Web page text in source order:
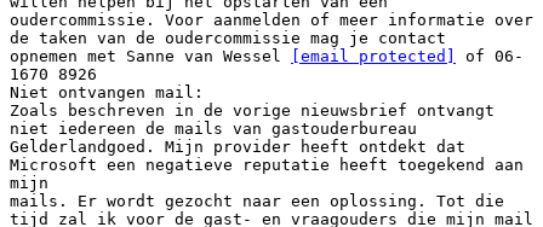
oudercommissie. Voor aanmelden of meer informatie over
de taken van de oudercommissie mag je contact
opnemen met Sanne van Wessel
[email protected]
of 06-
1670 8926
Niet ontvangen mail:
Zoals beschreven in de vorige nieuwsbrief ontvangt
niet iedereen de mails van gastouderbureau
Gelderlandgoed. Mijn provider heeft ontdekt dat
Microsoft een negatieve reputatie heeft toegekend aan
mijn
mails. Er wordt gezocht naar een oplossing. Tot die
tijd zal ik voor de gast- en vraagouders die mijn mail